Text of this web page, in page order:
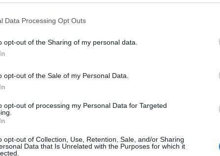
Data Processing Opt Outs
opt-out of the Sharing of my personal data.
opt-out of the Sale of my Personal Data.
opt-out of processing my Personal Data for Targeted
opt-out of Collection, Use, Retention, Sale, and/or Sharing
Data that Is Unrelated with the Purposes for which it
Lajos Ottó mellett a Kanca szerepében
pedig Pavletits Béla
Szabolcs, Fillár István, Horváth Illés,
a Sinkovits Imre Színpadon
és Horgas Ádám rendező-